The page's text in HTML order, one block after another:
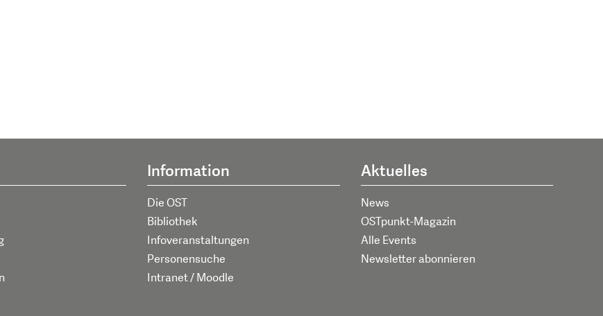
Information
Die OST
Bibliothek
Infoveranstaltungen
Personensuche
Intranet / Moodle
Aktuelles
News
OSTpunkt-Magazin
Alle Events
Newsletter abonnieren